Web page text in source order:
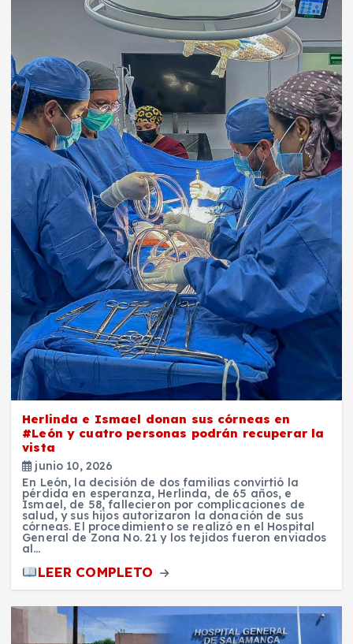
Herlinda e Ismael donan sus córneas en
#León y cuatro personas podrán recuperar la
vista
junio 10, 2026
En León, la decisión de dos familias convirtió la
pérdida en esperanza, Herlinda, de 65 años, e
Ismael, de 58, fallecieron por complicaciones de
salud, y sus hijos autorizaron la donación de sus
córneas. El procedimiento se realizó en el Hospital
General de Zona No. 21 y los tejidos fueron enviados
al…
LEER COMPLETO